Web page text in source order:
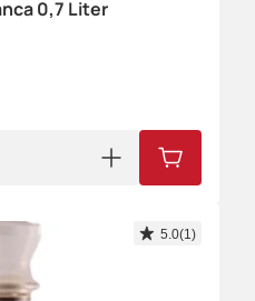
0,7 Liter
IN DEN
5.0(1)